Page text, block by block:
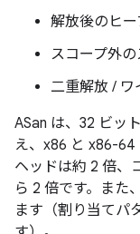
解放後のヒー
スコープ外
二重解放 / ワ
ASan は、32 ビッ
え、x86 と x86-64
ヘッドは約 2 倍、
ら 2 倍です。また
ます（割り当てパ